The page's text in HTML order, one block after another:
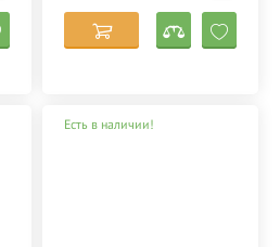
Есть в наличии!